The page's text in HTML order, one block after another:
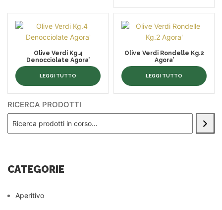
Olive Verdi Kg.4
Denocciolate Agora’
LEGGI TUTTO
Olive Verdi Rondelle Kg.2
Agora’
LEGGI TUTTO
RICERCA PRODOTTI
CATEGORIE
Aperitivo